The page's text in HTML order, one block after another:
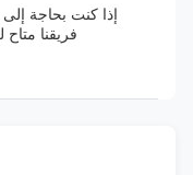
إذا كنت بحاجة إلى
فريقنا متاح